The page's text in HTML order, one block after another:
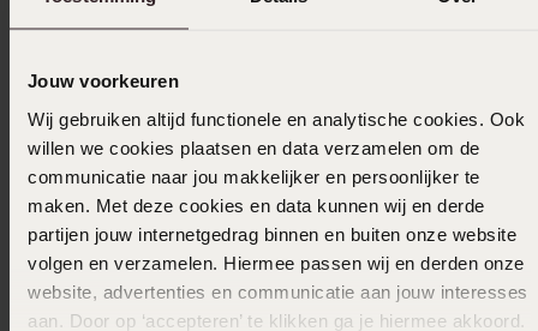
Jouw voorkeuren
Wij gebruiken altijd functionele en analytische cookies. Ook
willen we cookies plaatsen en data verzamelen om de
communicatie naar jou makkelijker en persoonlijker te
maken. Met deze cookies en data kunnen wij en derde
partijen jouw internetgedrag binnen en buiten onze website
volgen en verzamelen. Hiermee passen wij en derden onze
website, advertenties en communicatie aan jouw interesses
aan. Door op ‘accepteren’ te klikken ga je hiermee akkoord.
Trusted shops
Filter
15-02-2026
Geweldige tekst heb ze ook in het
goudkleurig love love love it!